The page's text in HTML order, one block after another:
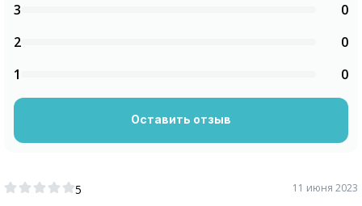
5
11 июня 2023
3
0
2
0
1
0
Оставить отзыв